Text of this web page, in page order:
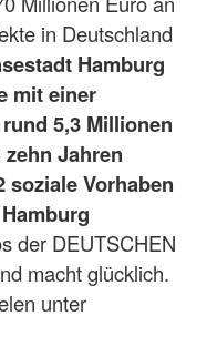
in Deutschland
Hamburg
mit einer
5,3 Millionen
Jahren
soziale Vorhaben
der DEUTSCHEN
macht glücklich.
unter